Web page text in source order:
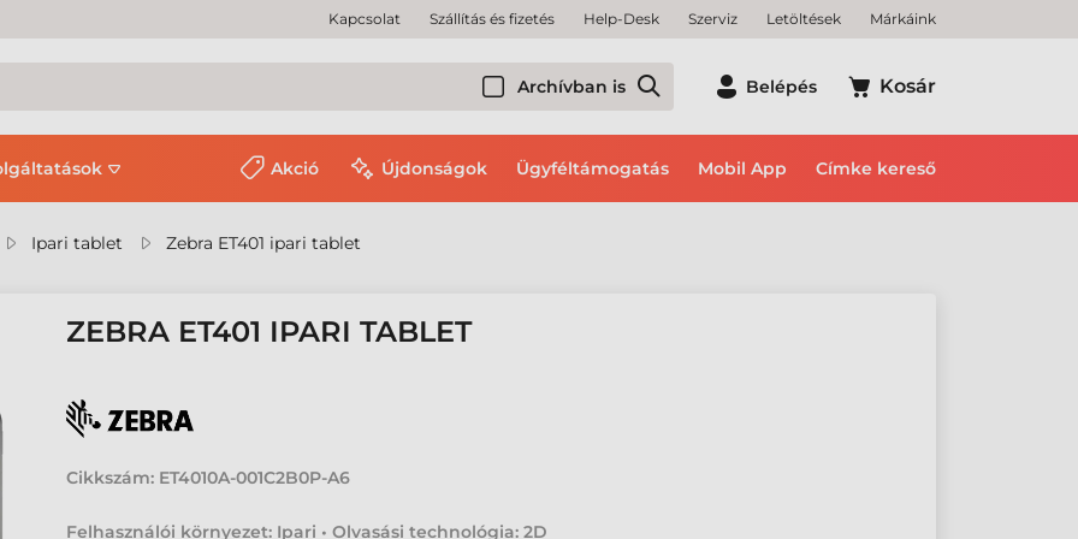
Kapcsolat Szállítás és fizetés Help-Desk Szerviz Letöltések Márkáink
Archívban is Belépés Kosár
Akció Újdonságok Ügyféltámogatás Mobil App Címke kereső
Ipari tablet Zebra ET401 ipari tablet
ZEBRA ET401 IPARI TABLET
Cikkszám: ET4010A-001C2B0P-A6
Felhasználói környezet: Ipari • Olvasási technológia: 2D